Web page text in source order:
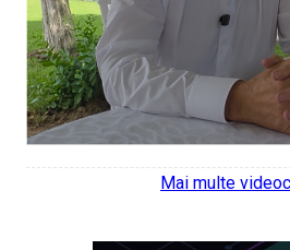
Mai multe